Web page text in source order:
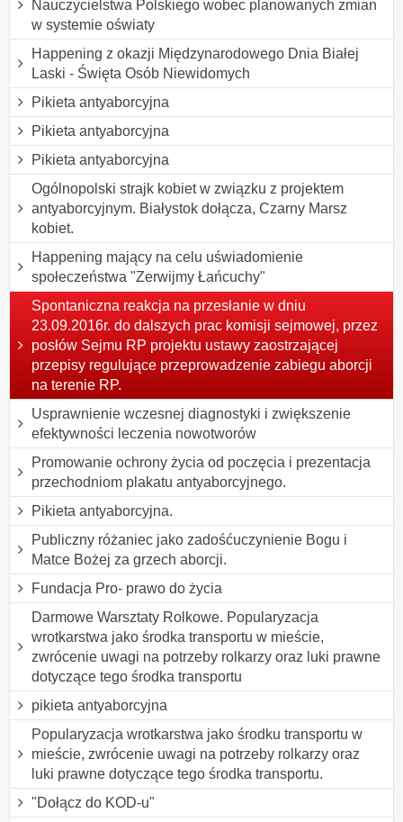
Nauczycielstwa Polskiego wobec planowanych zmian
w systemie oświaty
Happening z okazji Międzynarodowego Dnia Białej
Laski - Święta Osób Niewidomych
Pikieta antyaborcyjna
Pikieta antyaborcyjna
Pikieta antyaborcyjna
Ogólnopolski strajk kobiet w związku z projektem
antyaborcyjnym. Białystok dołącza, Czarny Marsz
kobiet.
Happening mający na celu uświadomienie
społeczeństwa "Zerwijmy Łańcuchy"
Spontaniczna reakcja na przesłanie w dniu
23.09.2016r. do dalszych prac komisji sejmowej, przez
posłów Sejmu RP projektu ustawy zaostrzającej
przepisy regulujące przeprowadzenie zabiegu aborcji
na terenie RP.
Usprawnienie wczesnej diagnostyki i zwiększenie
efektywności leczenia nowotworów
Promowanie ochrony życia od poczęcia i prezentacja
przechodniom plakatu antyaborcyjnego.
Pikieta antyaborcyjna.
Publiczny różaniec jako zadośćuczynienie Bogu i
Matce Bożej za grzech aborcji.
Fundacja Pro- prawo do życia
Darmowe Warsztaty Rolkowe. Popularyzacja
wrotkarstwa jako środka transportu w mieście,
zwrócenie uwagi na potrzeby rolkarzy oraz luki prawne
dotyczące tego środka transportu
pikieta antyaborcyjna
Popularyzacja wrotkarstwa jako środku transportu w
mieście, zwrócenie uwagi na potrzeby rolkarzy oraz
luki prawne dotyczące tego środka transportu.
"Dołącz do KOD-u"